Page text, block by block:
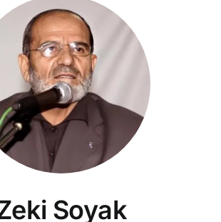
Soyak